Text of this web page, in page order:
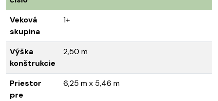
Veková
skupina
1+
Výška
konštrukcie
2,50 m
Priestor
pre
6,25 m x 5,46 m